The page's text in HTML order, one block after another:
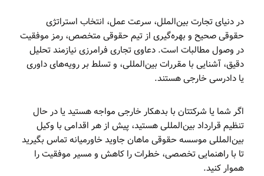
در دنیای تجارت بین‌الملل، سرعت عمل، انتخاب استراتژی
حقوقی صحیح و بهره‌گیری از تیم حقوقی متخصص، رمز موفقیت
در وصول مطالبات است. دعاوی تجاری فرامرزی نیازمند تحلیل
دقیق، آشنایی با مقررات بین‌المللی، و تسلط بر رویه‌های داوری
یا دادرسی خارجی هستند.
اگر شما یا شرکتتان با بدهکار خارجی مواجه هستید یا در حال
تنظیم قرارداد بین‌المللی هستید، پیش از هر اقدامی با وکیل
بین‌المللی موسسه حقوقی ماهان جاوید خاورمیانه تماس بگیرید
تا با راهنمایی تخصصی، خطرات را کاهش و مسیر موفقیت را
هموار کنید.